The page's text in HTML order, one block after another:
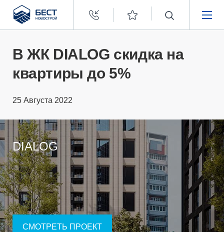
Бест
Новострой
ПОКУПАТЕЛЯМ
ЗАСТРОЙЩИКАМ
О КОМПАНИИ
В ЖК DIALOG скидка на
квартиры до 5%
25 Августа 2022
DIALOG
СМОТРЕТЬ ПРОЕКТ